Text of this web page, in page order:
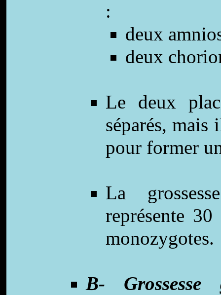
:
deux
deux
Le deux
séparés, mais
pour former
La
représente 30
monozygotes.
B- Grossesse